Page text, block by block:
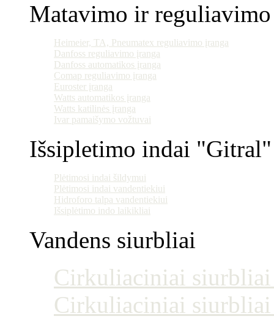
Matavimo ir
Heimeier, TA, Pneumatex reguliavimo įranga
Danfoss reguliavimo įranga
Danfoss automatikos įranga
Comap reguliavimo įranga
Euroster įranga
Watts automatikos įranga
Watts katilinės įranga
Ivar pamaišymo vožtuvai
Išsipletimo indai
Plėtimosi indai šildymui
Plėtimosi indai vandentiekiui
Hidroforo talpa vandentiekiui
Išsiplėtimo indo laikikliai
Vandens siurbliai
Cirkuliaciniai
Cirkuliaciniai